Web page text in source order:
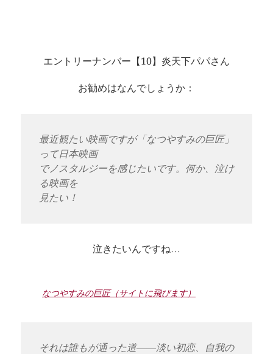
エントリーナンバー【10】炎天下パパさん
お勧めはなんでしょうか：
最近観たい映画ですが「なつやすみの巨匠」
って日本映画
でノスタルジーを感じたいです。何か、泣け
る映画を
見たい！
泣きたいんですね…
なつやすみの巨匠（サイトに飛びます）
それは誰もが通った道――淡い初恋、自我の